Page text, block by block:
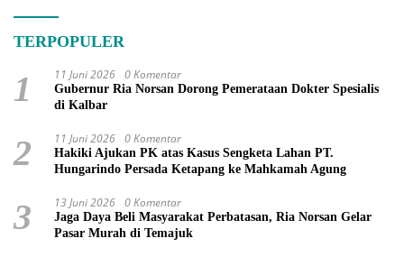
TERPOPULER
1 11 Juni 2026 0 Komentar
Gubernur Ria Norsan Dorong Pemerataan Dokter Spesialis
di Kalbar
2 11 Juni 2026 0 Komentar
Hakiki Ajukan PK atas Kasus Sengketa Lahan PT.
Hungarindo Persada Ketapang ke Mahkamah Agung
3 13 Juni 2026 0 Komentar
Jaga Daya Beli Masyarakat Perbatasan, Ria Norsan Gelar
Pasar Murah di Temajuk